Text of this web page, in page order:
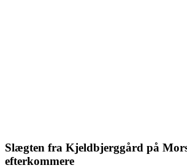
Slægten fra Kjeldbjerggård på
efterkommere